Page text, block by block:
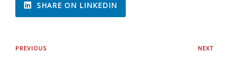
SHARE ON LINKEDIN
PREVIOUS NEXT